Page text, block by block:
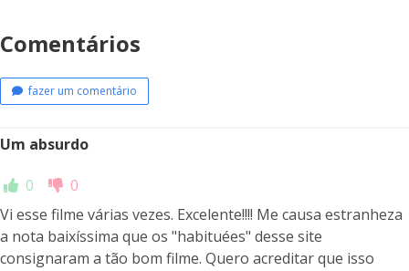
Comentários
fazer um comentário
Um absurdo
0
0
Vi esse filme várias vezes. Excelente!!!! Me causa estranheza
a nota baixíssima que os "habituées" desse site
consignaram a tão bom filme. Quero acreditar que isso